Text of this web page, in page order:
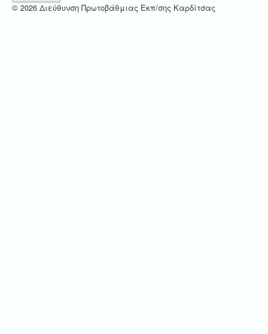
© 2026 Διεύθυνση Πρωτοβάθμιας Εκπ/σης Καρδίτσας